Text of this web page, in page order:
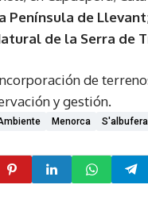
Península de Llevant
de la Serra de
de
y gestión.
Menorca